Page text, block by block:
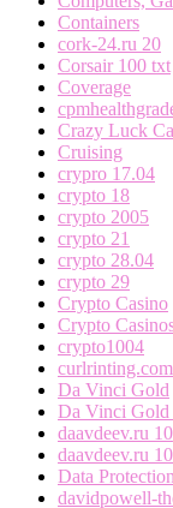
Containers
cork-24.ru 20
Corsair 100 txt
Coverage
Crazy Luck
Cruising
crypro 17.04
crypto 18
crypto 2005
crypto 21
crypto 28.04
crypto 29
Crypto Casino
Crypto
crypto1004
Da Vinci Gold
Da Vinci Gold
daavdeev.ru 10
daavdeev.ru
Data
davidpowell-